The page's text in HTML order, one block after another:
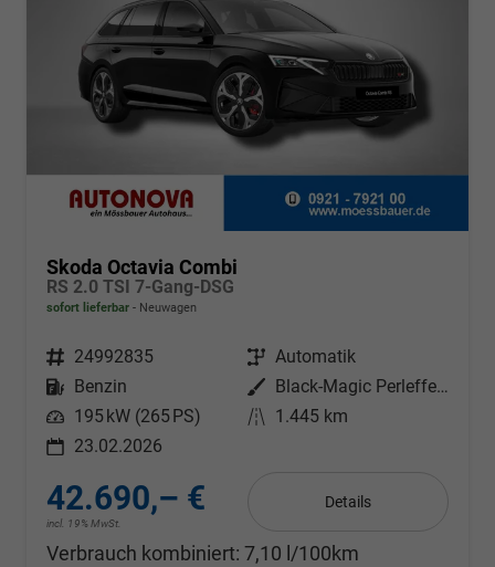
Skoda Octavia Combi
RS 2.0 TSI 7-Gang-DSG
sofort lieferbar Neuwagen
Fahrzeugnr. 24992835 Getriebe Automatik
Kraftstoff
Benzin Außenfarbe
Black-Magic Perleffekt
Leistung 195 kW (265 PS) Kilometerstand 1.445 km
23.02.2026
42.690,– €
incl. 19% MwSt.
Details
Verbrauch kombiniert: 7,10 l/100km